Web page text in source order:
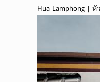
Hua Lamphong | หั